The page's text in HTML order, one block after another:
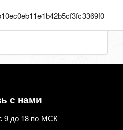
с нами
9 до 18 по МСК